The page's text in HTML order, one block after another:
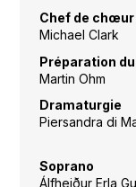
Chef de chœur
Michael Clark
Préparation
Martin Ohm
Dramaturgie
Piersandra di
Soprano
Álfheiður Erla